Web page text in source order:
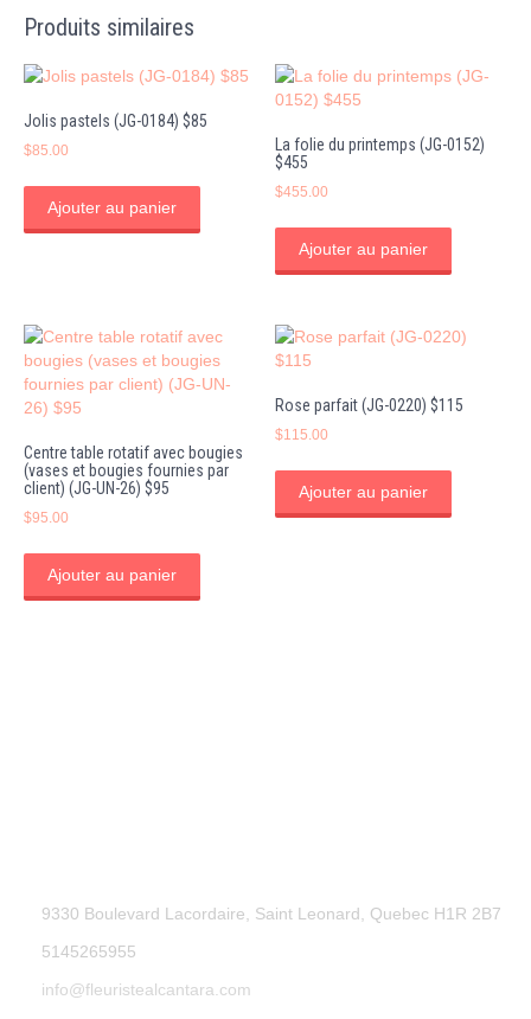
Produits similaires
Jolis pastels (JG-0184) $85
$85.00
Ajouter au panier
La folie du printemps (JG-0152)
$455
$455.00
Ajouter au panier
Centre table rotatif avec bougies
(vases et bougies fournies par
client) (JG-UN-26) $95
$95.00
Ajouter au panier
Rose parfait (JG-0220) $115
$115.00
Ajouter au panier
9330 Boulevard Lacordaire, Saint Leonard, Quebec H1R 2B7
5145265955
info@fleuristealcantara.com